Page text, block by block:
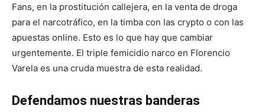
Fans, en la prostitución callejera, en la venta de droga
para el narcotráfico, en la timba con las crypto o con las
apuestas online. Esto es lo que hay que cambiar
urgentemente. El triple femicidio narco en Florencio
Varela es una cruda muestra de esta realidad.
Defendamos nuestras banderas